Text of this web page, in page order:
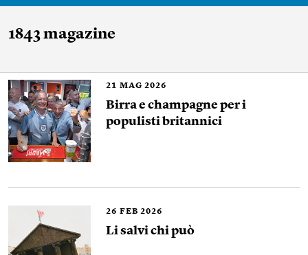
1843 magazine
21 MAG 2026
Birra e champagne per i
populisti britannici
26 FEB 2026
Li salvi chi può